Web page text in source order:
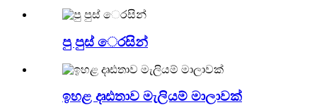
පු පුස් ෙරසින්
ඉහළ දෘඪතාව මැලියම් මාලාවක්